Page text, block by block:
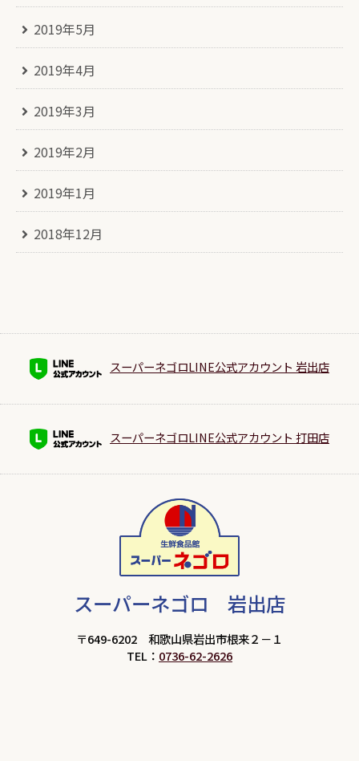
2019年5月
2019年4月
2019年3月
2019年2月
2019年1月
2018年12月
スーパーネゴロLINE公式アカウント 岩出店
スーパーネゴロLINE公式アカウント 打田店
スーパーネゴロ 岩出店
〒649-6202 和歌山県岩出市根来２－１
TEL： 0736-62-2626